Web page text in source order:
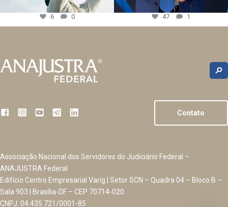
6 0 47 1
Contato
Associação Nacional dos Servidores do Judiciário Federal –
ANAJUSTRA Federal
Edifício Centro Empresarial Varig | Setor SCN – Quadra 04 – Bloco B –
Sala 903 | Brasília-DF – CEP 70714-020
CNPJ: 04.435.721/0001-85